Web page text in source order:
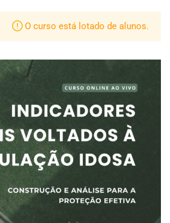
O curso está lotado de alunos.